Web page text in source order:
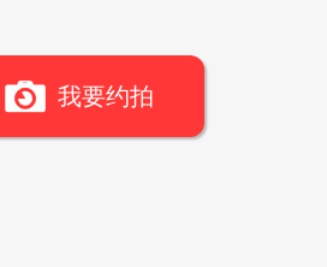
我要约拍